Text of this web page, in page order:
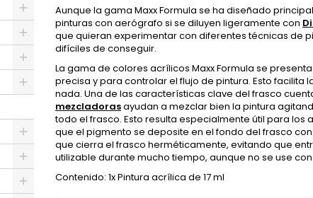
Aunque la gama Maxx Formula se ha diseñado
pinturas con aerógrafo si se diluyen ligeramente con
que quieran experimentar con diferentes técnicas de
difíciles de conseguir.
La gama de colores acrílicos Maxx Formula se
precisa y para controlar el flujo de pintura. Esto
nada. Una de las características clave del frasco
mezcladorasayudan a mezclar bien la pintura
todo el frasco. Esto resulta especialmente útil para
que el pigmento se deposite en el fondo del frasco
que cierra el frasco herméticamente, evitando que
utilizable durante mucho tiempo, aunque no se use
Contenido: 1x Pintura acrílica de 17 ml